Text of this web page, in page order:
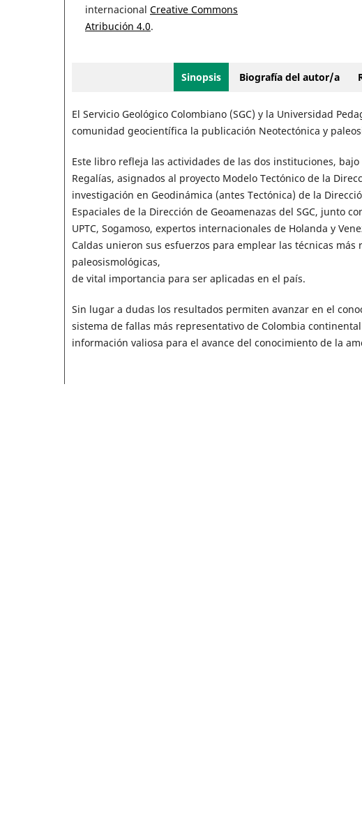
internacional Creative Commons
Atribución 4.0.
Sinopsis Biografía del autor/a
El Servicio Geológico Colombiano (SGC) y la Universidad
comunidad geocientífica la publicación Neotectónica y
Este libro refleja las actividades de las dos instituciones,
Regalías, asignados al proyecto Modelo Tectónico de la
investigación en Geodinámica (antes Tectónica) de la
Espaciales de la Dirección de Geoamenazas del SGC, junto
UPTC, Sogamoso, expertos internacionales de Holanda y
Caldas unieron sus esfuerzos para emplear las técnicas
paleosismológicas,
de vital importancia para ser aplicadas en el país.
Sin lugar a dudas los resultados permiten avanzar en el
sistema de fallas más representativo de Colombia
información valiosa para el avance del conocimiento de la